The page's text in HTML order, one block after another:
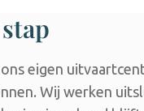
eigen
Wij werken